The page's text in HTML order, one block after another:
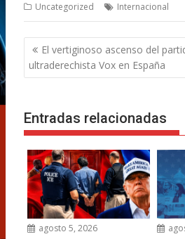
Uncategorized Internacional
Navegación
de
entradas
El vertiginoso ascenso del
ultraderechista Vox en España
Entradas relacionadas
agosto 5, 2026